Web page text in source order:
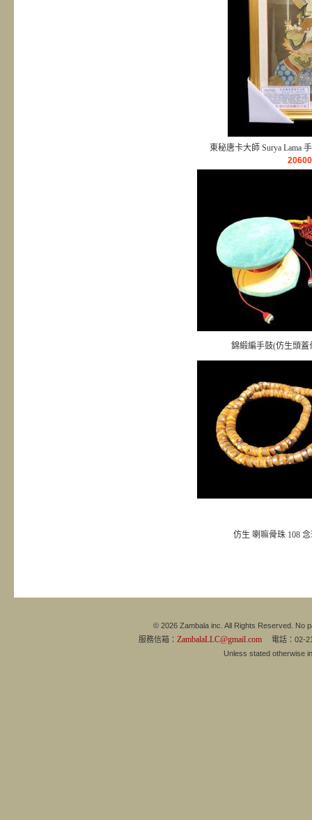
東秘唐卡大師 Surya Lama
錦緞編手鼓(仿生頭蓋
仿生 喇嘛骨珠 108 念
© 2026 Zambala inc. All Rights Reserved. No
服務信箱： ZambalaLLC@gmail.com 電話：02-
Unless stated